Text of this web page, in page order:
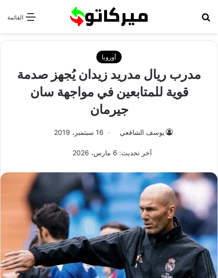
القائمة
أوروبا
مدرب ريال مدريد زيدان يُجهز صدمة
قوية للمتابعين في مواجهة سان
جيرمان
يوسف الشافعي 16 سبتمبر، 2019
آخر تحديث: 6 مارس، 2026